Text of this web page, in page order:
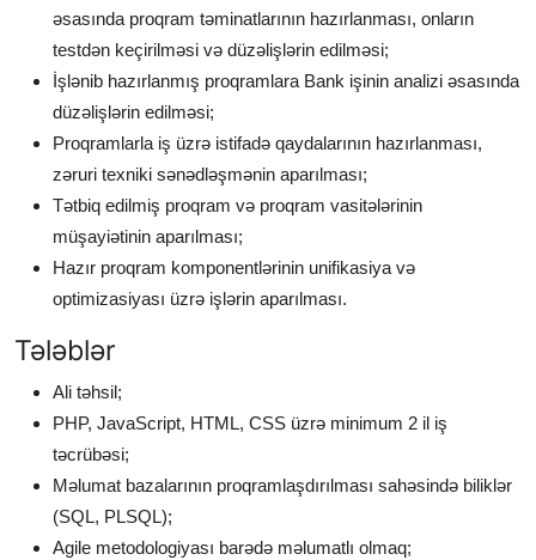
əsasında proqram təminatlarının hazırlanması, onların
testdən keçirilməsi və düzəlişlərin edilməsi;
İşlənib hazırlanmış proqramlara Bank işinin analizi əsasında
düzəlişlərin edilməsi;
Proqramlarla iş üzrə istifadə qaydalarının hazırlanması,
zəruri texniki sənədləşmənin aparılması;
Tətbiq edilmiş proqram və proqram vasitələrinin
müşayiətinin aparılması;
Hazır proqram komponentlərinin unifikasiya və
optimizasiyası üzrə işlərin aparılması.
Tələblər
Ali təhsil;
PHP, JavaScript, HTML, CSS üzrə minimum 2 il iş
təcrübəsi;
Məlumat bazalarının proqramlaşdırılması sahəsində biliklər
(SQL, PLSQL);
Agile metodologiyası barədə məlumatlı olmaq;